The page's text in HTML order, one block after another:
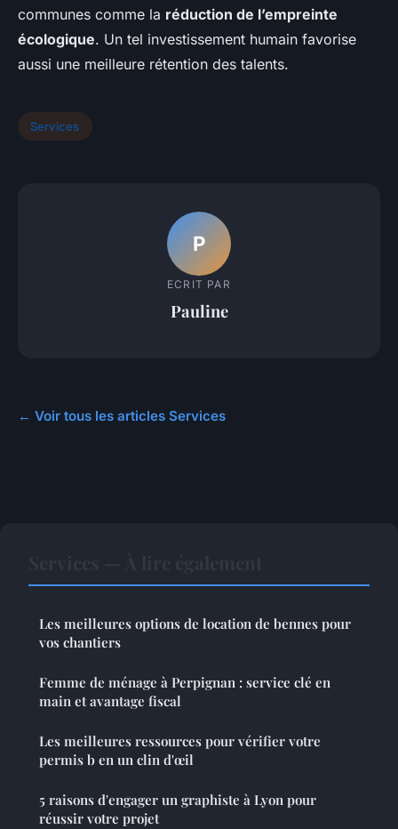
communes comme la réduction de l’empreinte
écologique. Un tel investissement humain favorise
aussi une meilleure rétention des talents.
Services
P
ECRIT PAR
Pauline
← Voir tous les articles Services
Les meilleures options de location de bennes pour
vos chantiers
Femme de ménage à Perpignan : service clé en
main et avantage fiscal
Les meilleures ressources pour vérifier votre
permis b en un clin d'œil
5 raisons d'engager un graphiste à Lyon pour
réussir votre projet